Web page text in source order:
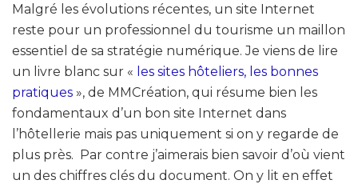
Malgré les évolutions récentes, un site Internet
reste pour un professionnel du tourisme un maillon
essentiel de sa stratégie numérique. Je viens de lire
un livre blanc sur « les sites hôteliers, les bonnes
pratiques », de MMCréation, qui résume bien les
fondamentaux d’un bon site Internet dans
l’hôtellerie mais pas uniquement si on y regarde de
plus près. Par contre j’aimerais bien savoir d’où vient
un des chiffres clés du document. On y lit en effet